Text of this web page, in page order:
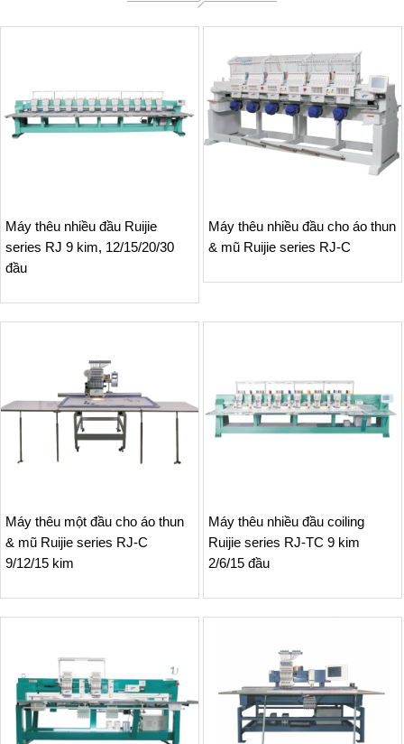
Máy thêu nhiều đầu Ruijie
series RJ 9 kim, 12/15/20/30
đầu
Máy thêu nhiều đầu cho áo thun
& mũ Ruijie series RJ-C
Máy thêu một đầu cho áo thun
& mũ Ruijie series RJ-C
9/12/15 kim
Máy thêu nhiều đầu coiling
Ruijie series RJ-TC 9 kim
2/6/15 đầu